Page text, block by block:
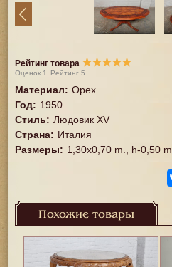
Рейтинг товара ★★★★★
Оценок 1 Рейтинг5
Материал: Орех
Год: 1950
Стиль: Людовик XV
Страна: Италия
Размеры: 1,30x0,70 m., h-0,50 m.
Похожие товары